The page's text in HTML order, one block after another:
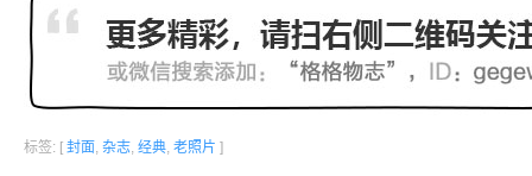
标签: [ 封面, 杂志, 经典, 老照片 ]